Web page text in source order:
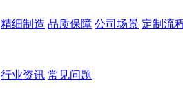
精细制造 品质保障 公司场景 定制流
行业资讯 常见问题